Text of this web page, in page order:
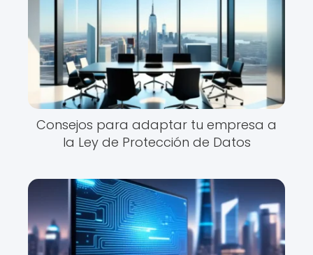
Consejos para adaptar tu empresa a
la Ley de Protección de Datos